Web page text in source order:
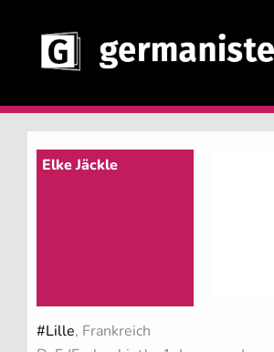
Elke Jäckle
#Lille, Frankreich